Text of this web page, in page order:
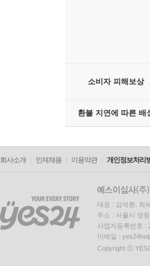
소비자 피해보상
환불 지연에 따른 배
회사소개 인재채용 이용약관 개인정보처리
대표 : 김석환, 최
주소 : 서울시 영
사업자등록번호
이메일 :
Copyright ⓒ